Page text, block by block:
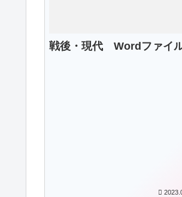
戦後・現代 Wordファイ